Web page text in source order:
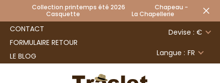
Collection printemps été 2026 Chapeau -
Casquette La Chapellerie
CONTACT
FORMULAIRE RETOUR
LE BLOG
Devise : €
Langue : FR